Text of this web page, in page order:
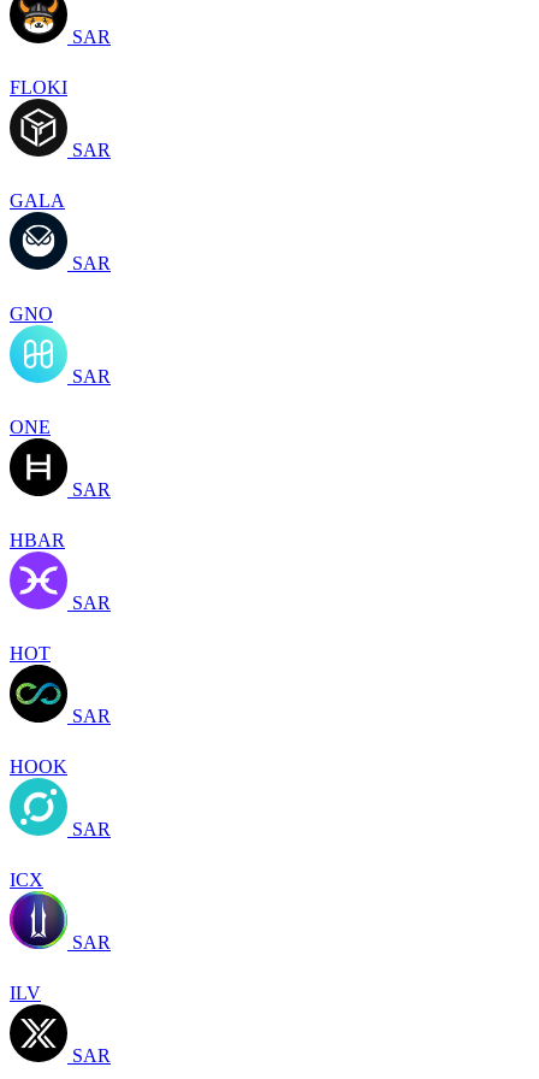
SAR
FLOKI
SAR
GALA
SAR
GNO
SAR
ONE
SAR
HBAR
SAR
HOT
SAR
HOOK
SAR
ICX
SAR
ILV
SAR